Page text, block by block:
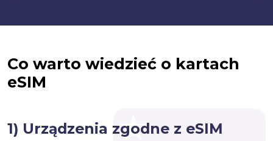
Co warto wiedzieć o kartach
eSIM
1) Urządzenia zgodne z eSIM